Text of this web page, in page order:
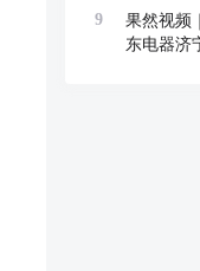
9
果然视频
东电器济